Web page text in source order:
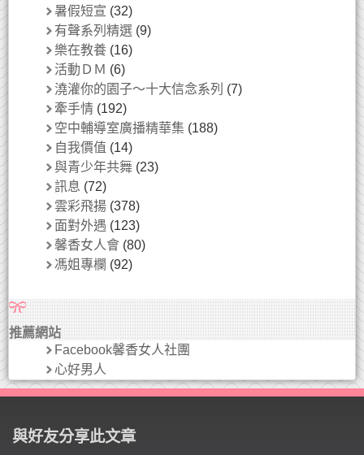
暑假短宣 (32)
有聲系列精選 (9)
樂在教養 (16)
活動ＤＭ (6)
澆灌你的園子～十大信念系列 (7)
牽手情 (192)
空中輔導室廣播精華集 (188)
自我價值 (14)
與青少年共舞 (23)
訊息 (72)
雲彩飛揚 (378)
面對外遇 (123)
馨香女人會 (80)
馮姐專欄 (92)
推薦網站
Facebook馨香女人社團
心好男人
與好友分享此文章